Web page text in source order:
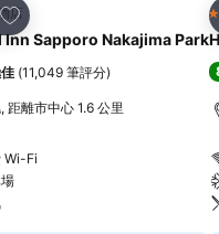
到收藏夾
店
Inn Sapporo Nakajima Park
(11,049 筆評分)
距離市中心 1.6 公里
Wi-Fi
3